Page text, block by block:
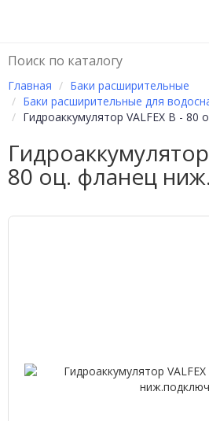
Главная
Баки расширительные
Баки расширительные для
Гидроаккумулятор VALFEX В - 80
80 оц. фланец